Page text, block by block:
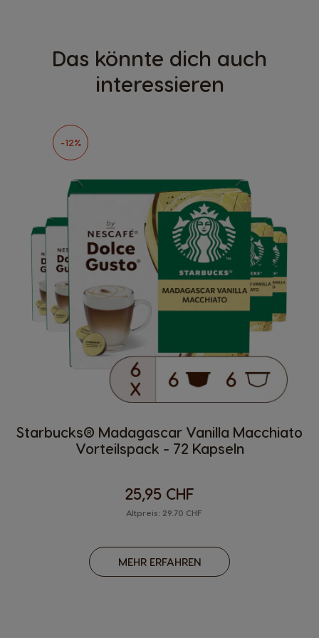
Das könnte dich auch
interessieren
-12%
Starbucks® Madagascar Vanilla Macchiato
Vorteilspack - 72 Kapseln
25,95 CHF
Altpreis: 29.70 CHF
MEHR ERFAHREN